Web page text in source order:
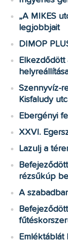
„A MIKES
legjobbjait
DIMOP
Elkezdődött
Szennyvíz-
Kisfaludy
Ebergényi
XXVI.
Lazulj a
rézsűkúp
A
Emléktáblát